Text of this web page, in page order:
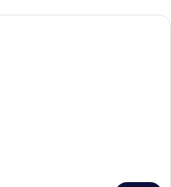
저자극성 침구, 책상, 노트북 작업 공간,